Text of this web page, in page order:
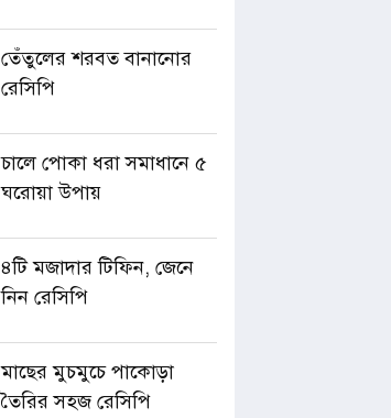
তেঁতুলের শরবত বানানোর
রেসিপি
চালে পোকা ধরা সমাধানে ৫
ঘরোয়া উপায়
৪টি মজাদার টিফিন, জেনে
নিন রেসিপি
মাছের মুচমুচে পাকোড়া
তৈরির সহজ রেসিপি